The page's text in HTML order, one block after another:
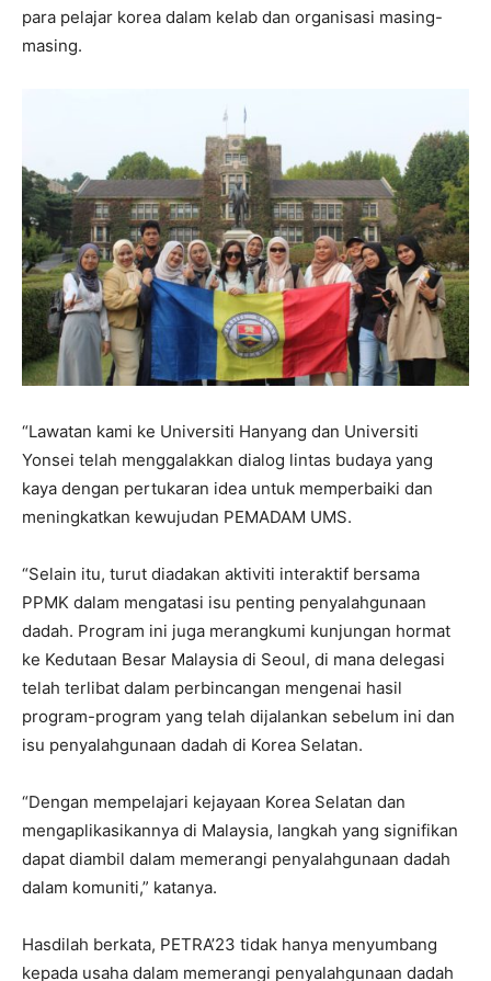
para pelajar korea dalam kelab dan organisasi masing-
masing.
“Lawatan kami ke Universiti Hanyang dan Universiti
Yonsei telah menggalakkan dialog lintas budaya yang
kaya dengan pertukaran idea untuk memperbaiki dan
meningkatkan kewujudan PEMADAM UMS.
“Selain itu, turut diadakan aktiviti interaktif bersama
PPMK dalam mengatasi isu penting penyalahgunaan
dadah. Program ini juga merangkumi kunjungan hormat
ke Kedutaan Besar Malaysia di Seoul, di mana delegasi
telah terlibat dalam perbincangan mengenai hasil
program-program yang telah dijalankan sebelum ini dan
isu penyalahgunaan dadah di Korea Selatan.
“Dengan mempelajari kejayaan Korea Selatan dan
mengaplikasikannya di Malaysia, langkah yang signifikan
dapat diambil dalam memerangi penyalahgunaan dadah
dalam komuniti,” katanya.
Hasdilah berkata, PETRA’23 tidak hanya menyumbang
kepada usaha dalam memerangi penyalahgunaan dadah